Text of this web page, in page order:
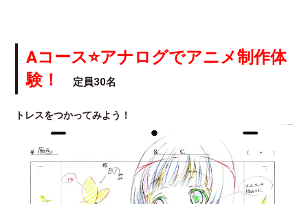
Aコース⭐アナログでアニメ制作体
験！
定員30名
トレスをつかってみよう！